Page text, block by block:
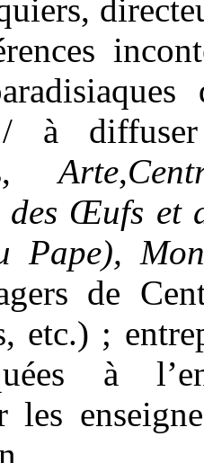
/ à
Arte,
des Œufs et
Pape),
de
etc.) ;
à
les